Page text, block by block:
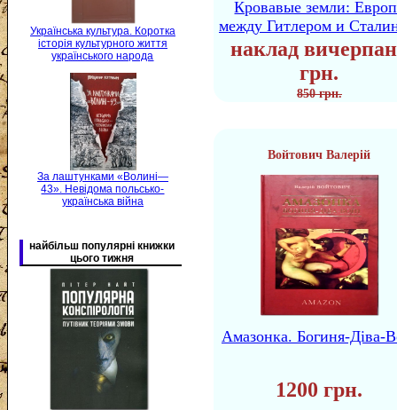
Українська культура. Коротка
історія культурного життя
українського народа
За лаштунками «Волині—
43». Невідома польсько-
українська війна
найбільш популярні книжки
цього тижня
Кровавые земли:
между Гитлером и
наклад
грн.
850 грн.
Войтович Валерій
Амазонка. Богиня-Діва-
1200 грн.